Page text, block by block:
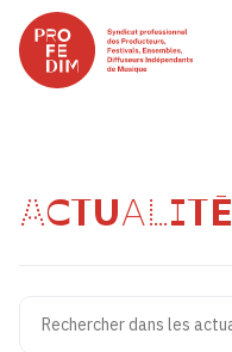
Recherche